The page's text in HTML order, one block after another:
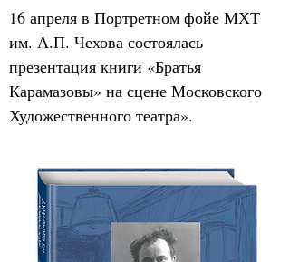
16 апреля в Портретном фойе МХТ
им. А.П. Чехова состоялась
презентация книги «Братья
Карамазовы» на сцене Московского
Художественного театра».